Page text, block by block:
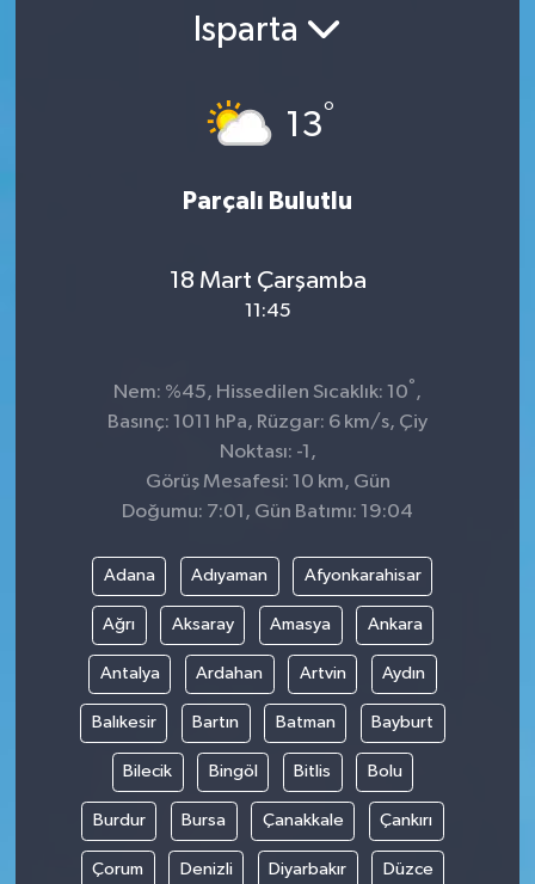
Isparta
13°
Parçalı Bulutlu
18 Mart Çarşamba
11:45
Nem: %45, Hissedilen Sıcaklık: 10° ,
Basınç: 1011 hPa, Rüzgar: 6 km/s, Çiy
Noktası: -1,
Görüş Mesafesi: 10 km, Gün
Doğumu: 7:01, Gün Batımı: 19:04
Adana Adıyaman Afyonkarahisar
Ağrı Aksaray Amasya Ankara
Antalya Ardahan Artvin Aydın
Balıkesir Bartın Batman Bayburt
Bilecik Bingöl Bitlis Bolu
Burdur Bursa Çanakkale Çankırı
Çorum Denizli Diyarbakır Düzce